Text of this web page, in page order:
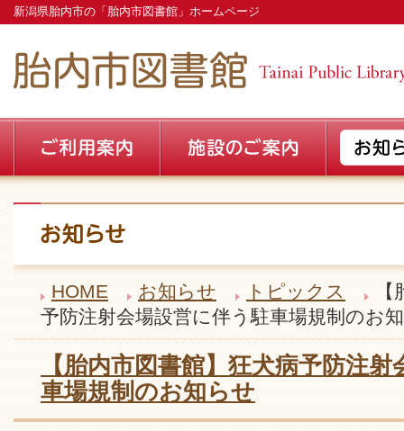
新潟県胎内市の「胎内市図書館」ホームページ
HOME お知らせ トピックス
予防注射会場設営に伴う駐車場規制のお
【胎内市図書館】狂犬病予防注
車場規制のお知らせ